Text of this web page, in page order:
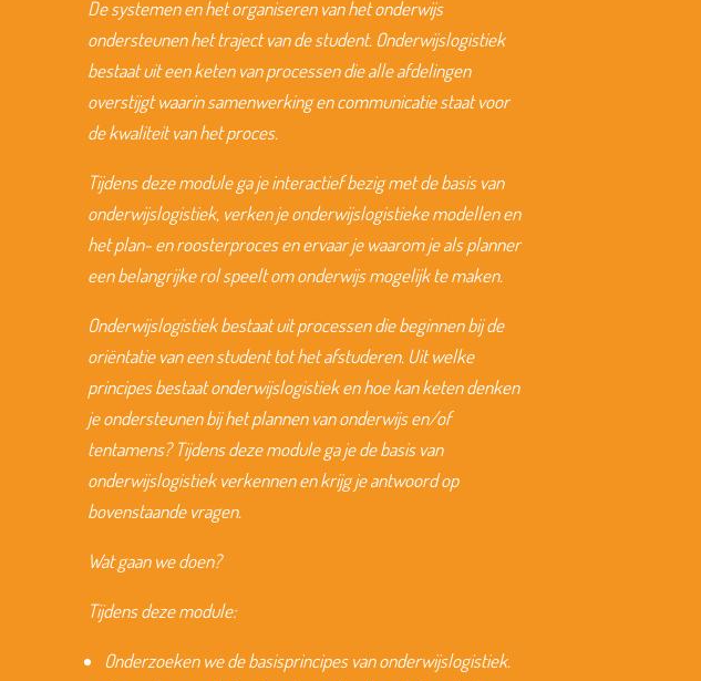
De systemen en het organiseren van het onderwijs
ondersteunen het traject van de student. Onderwijslogistiek
bestaat uit een keten van processen die alle afdelingen
overstijgt waarin samenwerking en communicatie staat voor
de kwaliteit van het proces.
Tijdens deze module ga je interactief bezig met de basis van
onderwijslogistiek, verken je onderwijslogistieke modellen en
het plan- en roosterproces en ervaar je waarom je als planner
een belangrijke rol speelt om onderwijs mogelijk te maken.
Onderwijslogistiek bestaat uit processen die beginnen bij de
oriëntatie van een student tot het afstuderen. Uit welke
principes bestaat onderwijslogistiek en hoe kan keten denken
je ondersteunen bij het plannen van onderwijs en/of
tentamens? Tijdens deze module ga je de basis van
onderwijslogistiek verkennen en krijg je antwoord op
bovenstaande vragen.
Wat gaan we doen?
Tijdens deze module:
Onderzoeken we de basisprincipes van onderwijslogistiek.